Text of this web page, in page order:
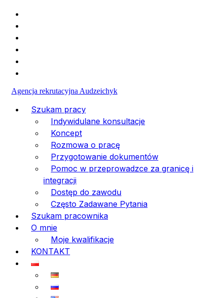
Agencja rekrutacyjna Audzeichyk
Szukam pracy
Indywidulane konsultacje
Koncept
Rozmowa o pracę
Przygotowanie dokumentów
Pomoc w przeprowadzce za granicę i
integracji
Dostęp do zawodu
Często Zadawane Pytania
Szukam pracownika
O mnie
Moje kwalifikacje
KONTAKT